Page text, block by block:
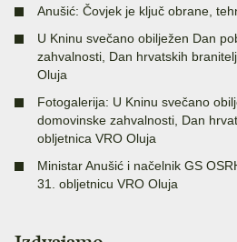
Anušić: Čovjek je ključ obrane,
U Kninu svečano obilježen Dan
zahvalnosti, Dan hrvatskih
Oluja
Fotogalerija: U Kninu svečano
domovinske zahvalnosti, Dan
obljetnica VRO Oluja
Ministar Anušić i načelnik GS
31. obljetnicu VRO Oluja